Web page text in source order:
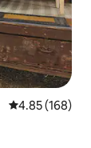
Calificación
4.85 (168)